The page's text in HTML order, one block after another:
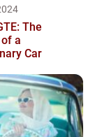
The
a
Car